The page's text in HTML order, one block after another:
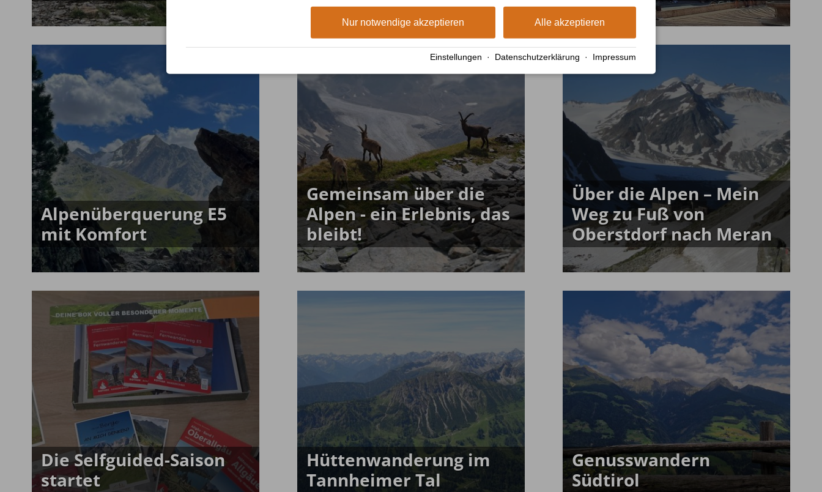
Alpenüberquerung E5
mit Komfort
Gemeinsam über die
Alpen - ein Erlebnis, das
bleibt!
Über die Alpen – Mein
Weg zu Fuß von
Oberstdorf nach Meran
Die Selfguided-Saison
startet
Hüttenwanderung im
Tannheimer Tal
Genusswandern
Südtirol
Alle akzeptieren
Nur notwendige akzeptieren
Einstellungen · Datenschutzerklärung · Impressum